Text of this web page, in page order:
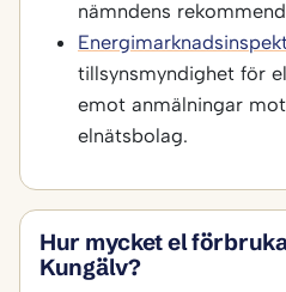
nämndens
tillsynsmyndighet för
emot anmälningar
elnätsbolag.
Hur mycket el
Kungälv?